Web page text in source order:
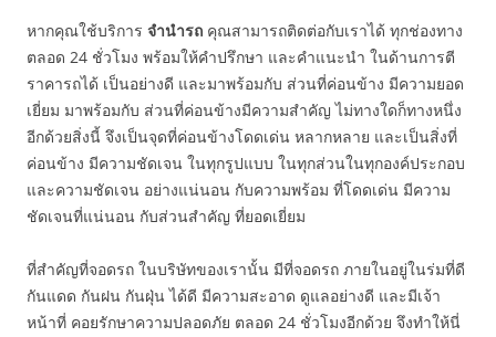
หากคุณใช้บริการ จำนำรถ คุณสามารถติดต่อกับเราได้ ทุกช่องทาง
ตลอด 24 ชั่วโมง พร้อมให้คำปรึกษา และคำแนะนำ ในด้านการตี
ราคารถได้ เป็นอย่างดี และมาพร้อมกับ ส่วนที่ค่อนข้าง มีความยอด
เยี่ยม มาพร้อมกับ ส่วนที่ค่อนข้างมีความสำคัญ ไม่ทางใดก็ทางหนึ่ง
อีกด้วยสิ่งนี้ จึงเป็นจุดที่ค่อนข้างโดดเด่น หลากหลาย และเป็นสิ่งที่
ค่อนข้าง มีความชัดเจน ในทุกรูปแบบ ในทุกส่วนในทุกองค์ประกอบ
และความชัดเจน อย่างแน่นอน กับความพร้อม ที่โดดเด่น มีความ
ชัดเจนที่แน่นอน กับส่วนสำคัญ ที่ยอดเยี่ยม
ที่สำคัญที่จอดรถ ในบริษัทของเรานั้น มีที่จอดรถ ภายในอยู่ในร่มที่ดี
กันแดด กันฝน กันฝุ่น ได้ดี มีความสะอาด ดูแลอย่างดี และมีเจ้า
หน้าที่ คอยรักษาความปลอดภัย ตลอด 24 ชั่วโมงอีกด้วย จึงทำให้นี่